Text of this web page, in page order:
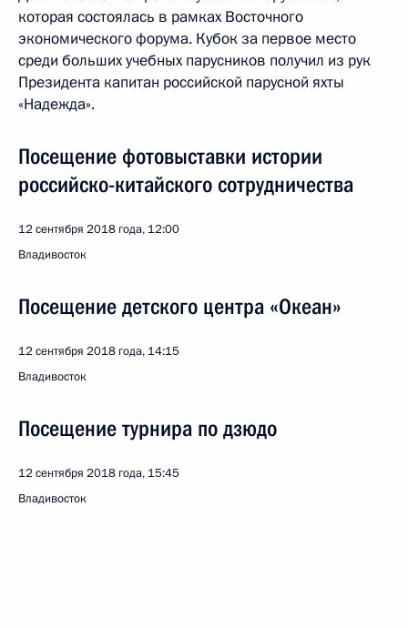
которая состоялась в рамках Восточного
экономического форума. Кубок за первое место
среди больших учебных парусников получил из рук
Президента капитан российской парусной яхты
«Надежда».
Посещение фотовыставки истории
российско-китайского сотрудничества
12 сентября 2018 года, 12:00
Владивосток
Посещение детского центра «Океан»
12 сентября 2018 года, 14:15
Владивосток
Посещение турнира по дзюдо
12 сентября 2018 года, 15:45
Владивосток